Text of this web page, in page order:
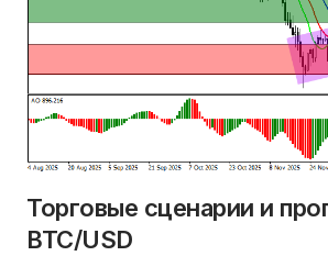
Торговые сценарии и
BTC/USD